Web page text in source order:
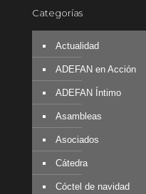
Categorías
Actualidad
ADEFAN en Acción
ADEFAN Íntimo
Asambleas
Asociados
Cátedra
Cóctel de navidad